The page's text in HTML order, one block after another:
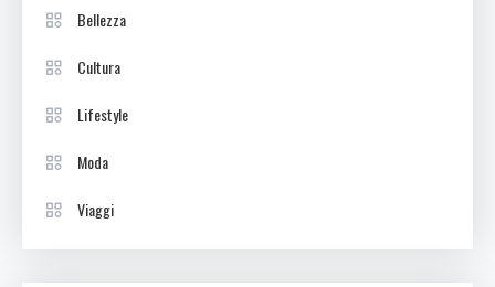
Bellezza
Cultura
Lifestyle
Moda
Viaggi